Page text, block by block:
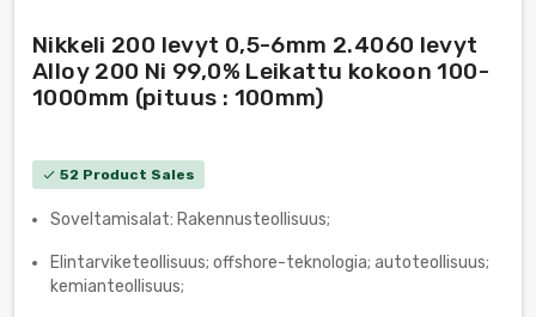
Nikkeli 200 levyt 0,5-6mm 2.4060 levyt
Alloy 200 Ni 99,0% Leikattu kokoon 100-
1000mm (pituus : 100mm)
check 52 Product Sales
Soveltamisalat: Rakennusteollisuus;
Elintarviketeollisuus; offshore-teknologia; autoteollisuus;
kemianteollisuus;